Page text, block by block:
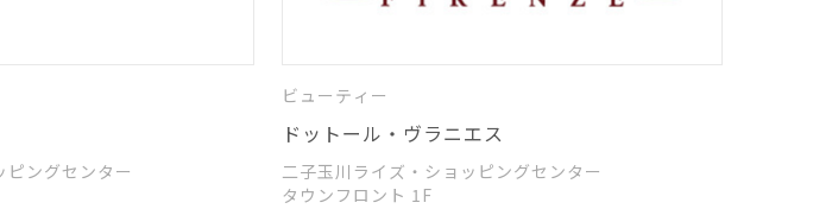
ングセンター
ビューティー
ドットール・ヴラニエス
二子玉川ライズ・ショッピングセンター
タウンフロント 1F